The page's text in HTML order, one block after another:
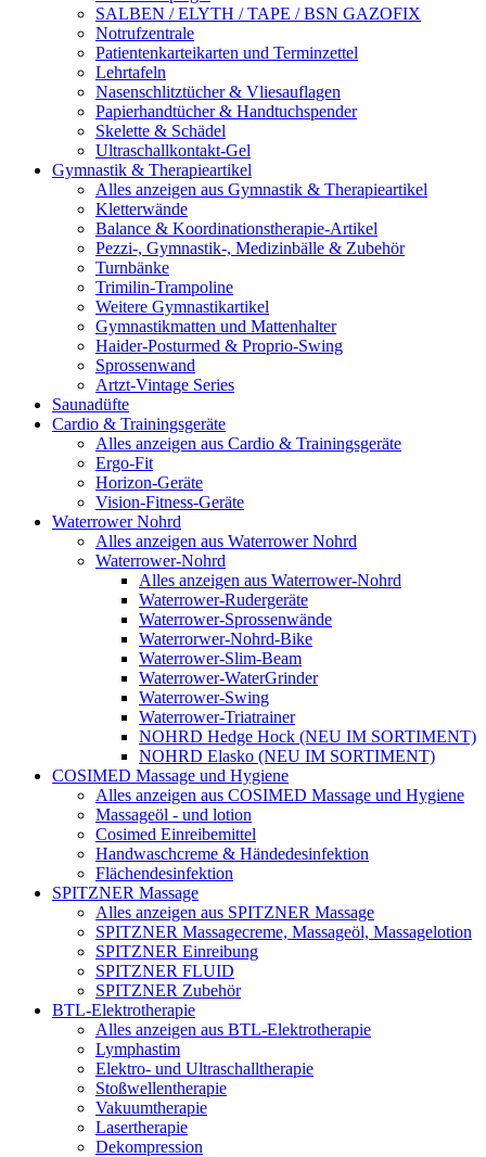
SALBEN / ELYTH / TAPE / BSN GAZOFIX
Notrufzentrale
Patientenkarteikarten und Terminzettel
Lehrtafeln
Nasenschlitztücher & Vliesauflagen
Papierhandtücher & Handtuchspender
Skelette & Schädel
Ultraschallkontakt-Gel
Gymnastik & Therapieartikel
Alles anzeigen aus Gymnastik & Therapieartikel
Kletterwände
Balance & Koordinationstherapie-Artikel
Pezzi-, Gymnastik-, Medizinbälle & Zubehör
Turnbänke
Trimilin-Trampoline
Weitere Gymnastikartikel
Gymnastikmatten und Mattenhalter
Haider-Posturmed & Proprio-Swing
Sprossenwand
Artzt-Vintage Series
Saunadüfte
Cardio & Trainingsgeräte
Alles anzeigen aus Cardio & Trainingsgeräte
Ergo-Fit
Horizon-Geräte
Vision-Fitness-Geräte
Waterrower Nohrd
Alles anzeigen aus Waterrower Nohrd
Waterrower-Nohrd
Alles anzeigen aus Waterrower-Nohrd
Waterrower-Rudergeräte
Waterrower-Sprossenwände
Waterrorwer-Nohrd-Bike
Waterrower-Slim-Beam
Waterrower-WaterGrinder
Waterrower-Swing
Waterrower-Triatrainer
NOHRD Hedge Hock (NEU IM SORTIMENT)
NOHRD Elasko (NEU IM SORTIMENT)
COSIMED Massage und Hygiene
Alles anzeigen aus COSIMED Massage und Hygiene
Massageöl - und lotion
Cosimed Einreibemittel
Handwaschcreme & Händedesinfektion
Flächendesinfektion
SPITZNER Massage
Alles anzeigen aus SPITZNER Massage
SPITZNER Massagecreme, Massageöl, Massagelotion
SPITZNER Einreibung
SPITZNER FLUID
SPITZNER Zubehör
BTL-Elektrotherapie
Alles anzeigen aus BTL-Elektrotherapie
Lymphastim
Elektro- und Ultraschalltherapie
Stoßwellentherapie
Vakuumtherapie
Lasertherapie
Dekompression